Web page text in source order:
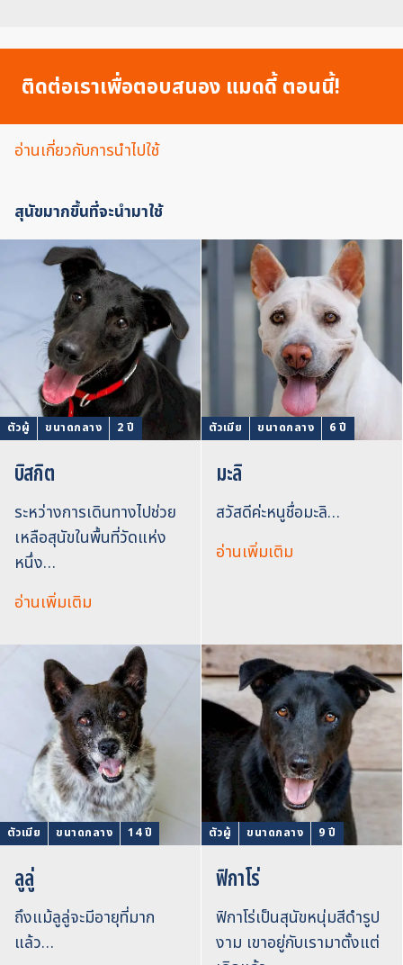
ติดต่อเราเพื่อตอบสนอง แมดดี้ ตอนนี้!
อ่านเกี่ยวกับการนำไปใช้
สุนัขมากขึ้นที่จะนำมาใช้
ตัวผู้ ขนาดกลาง 2 ปี
บิสกิต
ระหว่างการเดินทางไปช่วย
เหลือสุนัขในพื้นที่วัดแห่ง
หนึ่ง…
อ่านเพิ่มเติม
ตัวเมีย ขนาดกลาง 6 ปี
มะลิ
สวัสดีค่ะหนูชื่อมะลิ…
อ่านเพิ่มเติม
ตัวเมีย ขนาดกลาง 14 ปี
ลูลู่
ถึงแม้ลูลู่จะมีอายุที่มาก
แล้ว…
ตัวผู้ ขนาดกลาง 9 ปี
ฟิกาโร่
ฟิกาโร่เป็นสุนัขหนุ่มสีดำรูป
งาม เขาอยู่กับเรามาตั้งแต่